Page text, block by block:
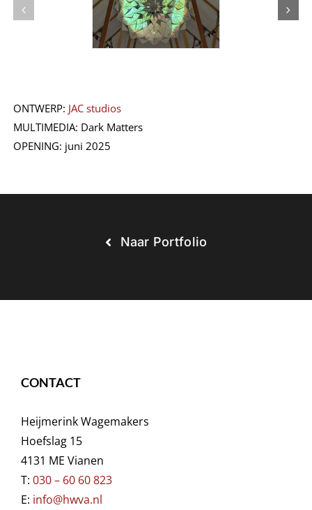
ONTWERP: JAC studios
MULTIMEDIA: Dark Matters
OPENING: juni 2025
Naar Portfolio
CONTACT
Heijmerink Wagemakers
Hoefslag 15
4131 ME Vianen
T: 030 – 60 60 823
E: info@hwva.nl